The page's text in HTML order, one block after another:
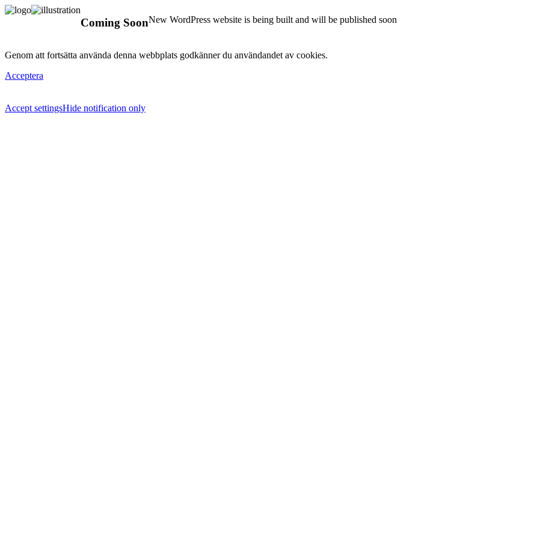
Coming SoonNew WordPress website is being built and will be published soon
Genom att fortsätta använda denna webbplats godkänner du användandet av cookies.
Acceptera
Accept settingsHide notification only